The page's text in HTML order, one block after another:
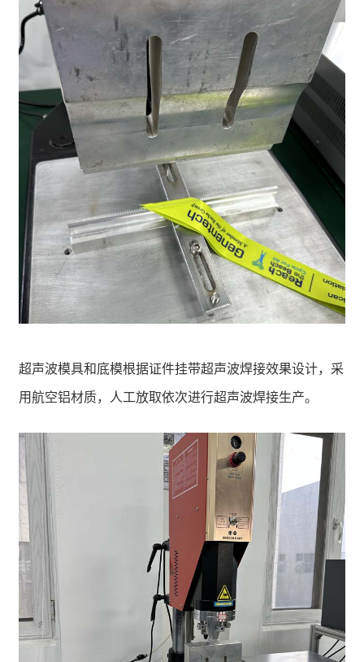
超声波模具和底模根据证件挂带超声波焊接效果设计，采
用航空铝材质，人工放取依次进行超声波焊接生产。